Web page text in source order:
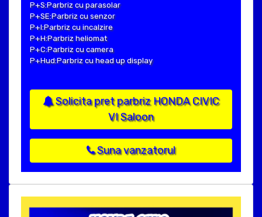
P+S:Parbriz cu parasolar
P+SE:Parbriz cu senzor
P+I:Parbriz cu incalzire
P+H:Parbriz heliomat
P+C:Parbriz cu camera
P+Hud:Parbriz cu head up display
Solicita pret parbriz HONDA CIVIC
VI Saloon
Suna vanzatorul